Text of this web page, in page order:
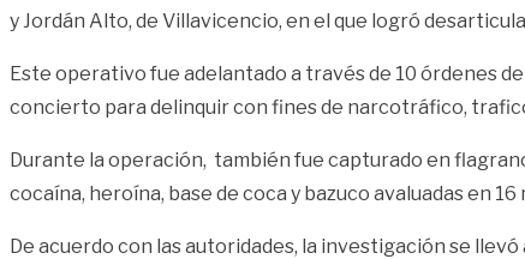
y Jordán Alto, de Villavicencio, en el que logró
Este operativo fue adelantado a través de 10 órdenes
concierto para delinquir con fines de narcotráfico,
Durante la operación, también fue capturado en
cocaína, heroína, base de coca y bazuco avaluadas en 16
De acuerdo con las autoridades, la investigación se